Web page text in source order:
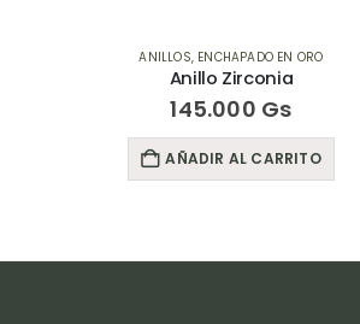
ANILLOS, ENCHAPADO EN ORO
Anillo Zirconia
145.000 Gs
AÑADIR AL CARRITO